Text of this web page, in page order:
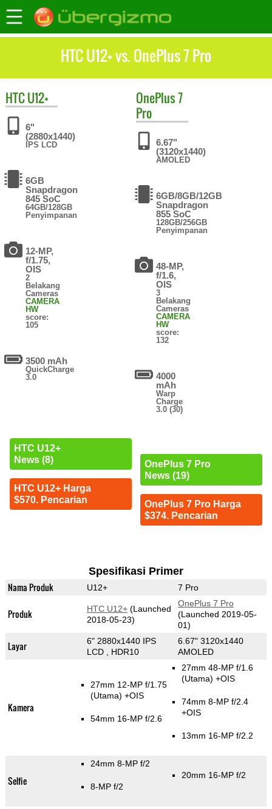
HTC U12+ vs. OnePlus 7 Pro
HTCU12+
6"
(2880x1440)
IPS LCD
6GB
Snapdragon
845 SoC
64GB/128GB
Penyimpanan
12-MP,
f/1.75,
OIS
2
Belakang
Cameras
CAMERA
HW
score:
105
3500 mAh
QuickCharge
3.0
HTC U12+
News (8)
HTC U12+ Harga
$570. Pencarian
OnePlus7
Pro
6.67"
(3120x1440)
AMOLED
6GB/8GB/12GB
Snapdragon
855 SoC
128GB/256GB
Penyimpanan
48-MP,
f/1.6,
OIS
3
Belakang
Cameras
CAMERA
HW
score:
132
4000
mAh
Warp
Charge
3.0 (30)
OnePlus 7 Pro
News (19)
OnePlus 7 Pro Harga
$374. Pencarian
Spesifikasi Primer
Nama Produk U12+ 7 Pro
Produk HTC U12+(Launched
2018-05-23)
OnePlus 7 Pro
(Launched 2019-05-
01)
Layar
6" 2880x1440 IPS
LCD , HDR10
6.67" 3120x1440
AMOLED
Kamera
27mm 12-MP f/1.75
(Utama) +OIS
54mm 16-MP f/2.6
27mm 48-MP f/1.6
(Utama) +OIS
74mm 8-MP f/2.4
+OIS
13mm 16-MP f/2.2
Selfie
24mm 8-MP f/2
8-MP f/2
20mm 16-MP f/2